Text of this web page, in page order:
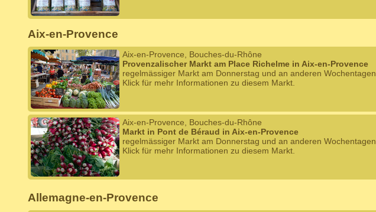
Aix-en-Provence
Aix-en-Provence, Bouches-du-Rhône
Provenzalischer Markt am Place Richelme in Aix-en-Provence
regelmässiger Markt am Donnerstag und an anderen Wochentagen.
Klick für mehr Informationen zu diesem Markt.
Aix-en-Provence, Bouches-du-Rhône
Markt in Pont de Béraud in Aix-en-Provence
regelmässiger Markt am Donnerstag und an anderen Wochentagen.
Klick für mehr Informationen zu diesem Markt.
Allemagne-en-Provence